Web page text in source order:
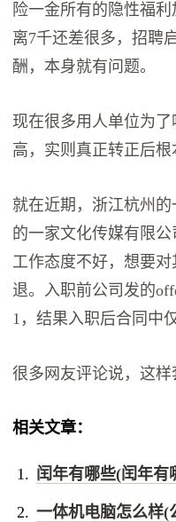
险一金所有的隐性福利
离7千还差很多，招聘
酬，本身就有问题。
现在很多用人单位为
高，实则真正转正后根
就在近期，浙江杭州
的一家文化传媒有限
工作态度不好，想要
退。入职前公司发的
1，结果入职后合同中
很多网友评论说，这样
相关文章：
闰年有哪些(闰年有
一体机电脑怎么样(